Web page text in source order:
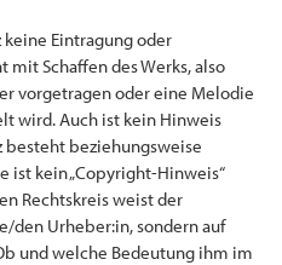
Eintragung oder
mit Schaffen des Werks, also
vorgetragen oder eine Melodie
wird. Auch ist kein Hinweis
besteht beziehungsweise
ist kein „Copyright-Hinweis“
Rechtskreis weist der
den Urheber:in, sondern auf
und welche Bedeutung ihm im